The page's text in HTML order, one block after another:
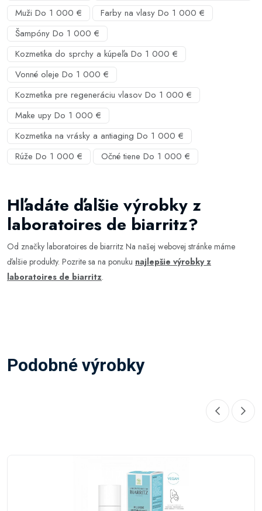
Muži Do 1 000 €
Farby na vlasy Do 1 000 €
Šampóny Do 1 000 €
Kozmetika do sprchy a kúpeľa Do 1 000 €
Vonné oleje Do 1 000 €
Kozmetika pre regeneráciu vlasov Do 1 000 €
Make upy Do 1 000 €
Kozmetika na vrásky a antiaging Do 1 000 €
Rúže Do 1 000 €
Očné tiene Do 1 000 €
Hľadáte ďalšie výrobky z
laboratoires de biarritz?
Od značky laboratoires de biarritz Na našej webovej stránke máme
ďalšie produkty. Pozrite sa na ponuku najlepšie výrobky z
laboratoires de biarritz.
Podobné výrobky